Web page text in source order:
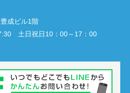
成ビル1階
土日祝日10：00～17：00